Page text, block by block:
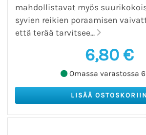
mahdollistavat myös
syvien reikien poraamisen
että terää tarvitsee...
6,80 €
Omassa varastossa